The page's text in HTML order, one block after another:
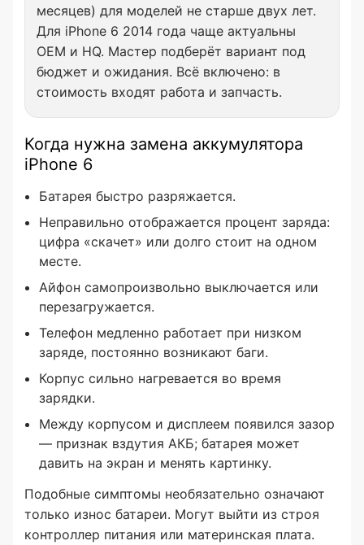
месяцев) для моделей не старше двух лет.
Для iPhone 6 2014 года чаще актуальны
OEM и HQ. Мастер подберёт вариант под
бюджет и ожидания. Всё включено: в
стоимость входят работа и запчасть.
Когда нужна замена аккумулятора
iPhone 6
Батарея быстро разряжается.
Неправильно отображается процент заряда:
цифра «скачет» или долго стоит на одном
месте.
Айфон самопроизвольно выключается или
перезагружается.
Телефон медленно работает при низком
заряде, постоянно возникают баги.
Корпус сильно нагревается во время
зарядки.
Между корпусом и дисплеем появился зазор
— признак вздутия АКБ; батарея может
давить на экран и менять картинку.
Подобные симптомы необязательно означают
только износ батареи. Могут выйти из строя
контроллер питания или материнская плата.